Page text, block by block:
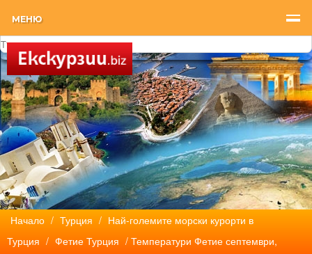
МЕНЮ
Начало / Турция / Най-големите морски курорти в
Турция / Фетие Турция / Температури Фетие септември,